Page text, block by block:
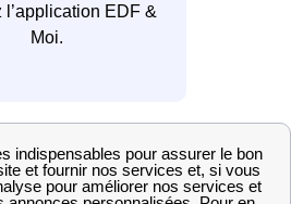
l’application EDF &
Moi.
heure, 24h/24 et 7j/7, en
gratuit, coût d'un appel